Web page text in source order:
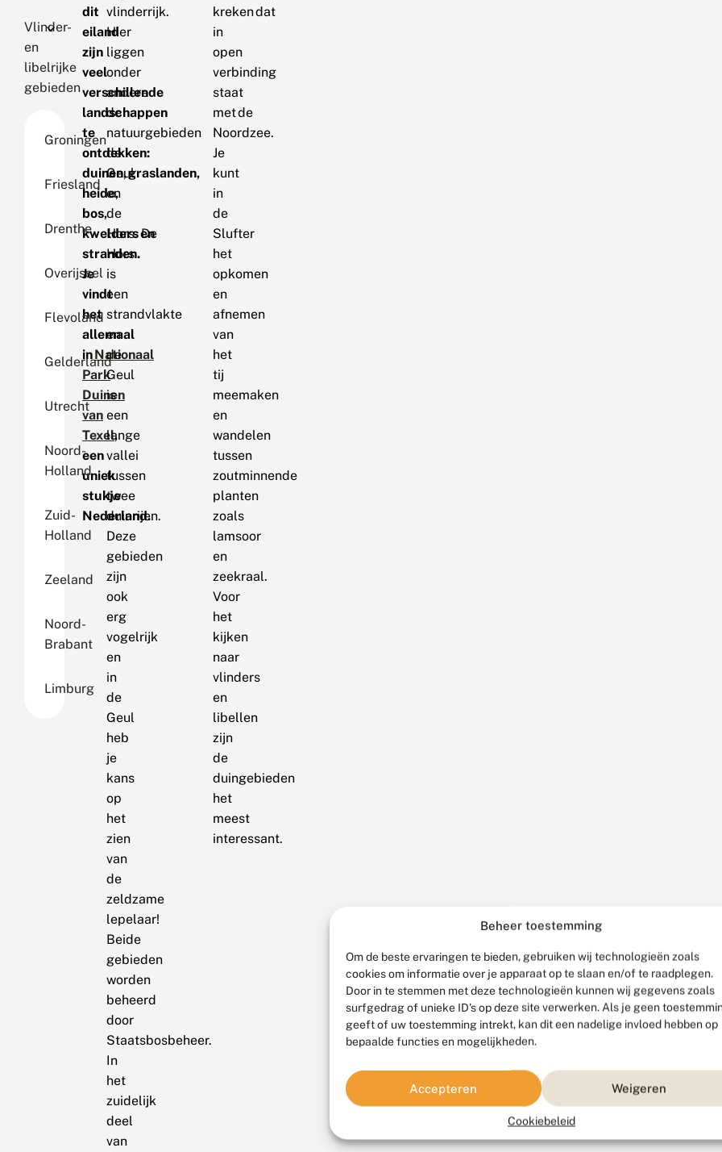
Beheer toestemming
Om de beste ervaringen te bieden, gebruiken wij technologieën zoals
cookies om informatie over je apparaat op te slaan en/of te raadplegen.
Door in te stemmen met deze technologieën kunnen wij gegevens zoals
surfgedrag of unieke ID's op deze site verwerken. Als je geen
geeft of uw toestemming intrekt, kan dit een nadelige invloed hebben op
bepaalde functies en mogelijkheden.
Accepteren Weigeren
Cookiebeleid
Vlinder-
en
libelrijke
gebieden
Groningen
Friesland
Drenthe
Overijssel
Flevoland
Gelderland
Utrecht
Noord-
Holland
Zuid-
Holland
Zeeland
Noord-
Brabant
Limburg
dit
eiland
zijn
veel
verschillende
landschappen
te
ontdekken:
duinen, graslanden,
heide,
bos,
kwelders en
stranden.
Je
vindt
het
allemaal
inNationaal
Park
Duinen
van
Texel,
een
uniek
stukje
Nederland.
vlinderrijk.
Hier
liggen
onder
andere
de
natuurgebieden
de
Geul
en
de
Hors. De
Hors
is
een
strandvlakte
en
de
Geul
is
een
lange
vallei
tussen
twee
duinrijen.
Deze
gebieden
zijn
ook
erg
vogelrijk
en
in
de
Geul
heb
je
kans
op
het
zien
van
de
zeldzame
lepelaar!
Beide
gebieden
worden
beheerd
door
Staatsbosbeheer.
In
het
zuidelijk
deel
van
kreken dat
in
open
verbinding
staat
met de
Noordzee.
Je
kunt
in
de
Slufter
het
opkomen
en
afnemen
van
het
tij
meemaken
en
wandelen
tussen
zoutminnende
planten
zoals
lamsoor
en
zeekraal.
Voor
het
kijken
naar
vlinders
en
libellen
zijn
de
duingebieden
het
meest
interessant.